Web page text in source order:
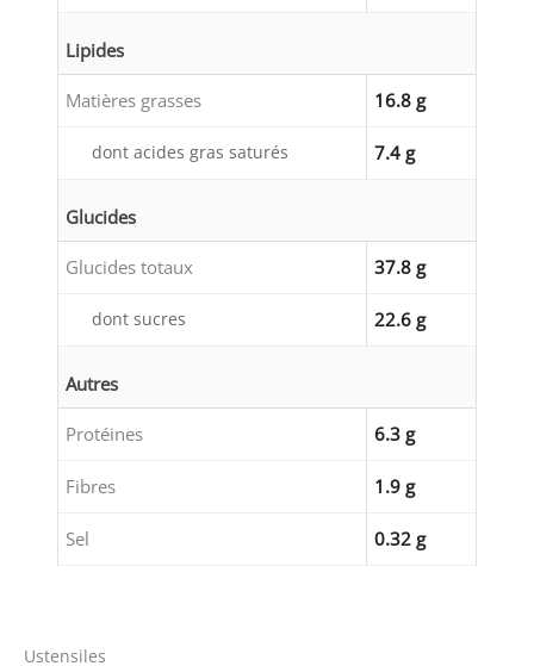
Lipides
Matières grasses 16.8 g
dont acides gras saturés 7.4 g
Glucides
Glucides totaux 37.8 g
dont sucres 22.6 g
Autres
Protéines 6.3 g
Fibres 1.9 g
Sel 0.32 g
Ustensiles